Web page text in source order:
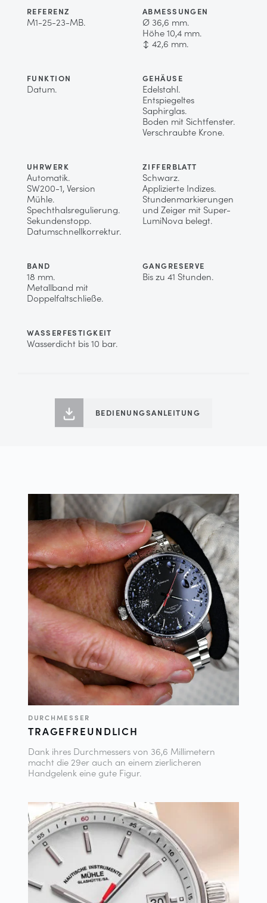
REFERENZ
M1-25-23-MB.
ABMESSUNGEN
Ø 36,6 mm.
Höhe 10,4 mm.
↕ 42,6 mm.
FUNKTION
Datum.
GEHÄUSE
Edelstahl.
Entspiegeltes
Saphirglas.
Boden mit Sichtfenster.
Verschraubte Krone.
UHRWERK
Automatik.
SW200-1, Version
Mühle.
Spechthalsregulierung.
Sekundenstopp.
Datumschnellkorrektur.
ZIFFERBLATT
Schwarz.
Applizierte Indizes.
Stundenmarkierungen
und Zeiger mit Super-
LumiNova belegt.
BAND
18 mm.
Metallband mit
Doppelfaltschließe.
GANGRESERVE
Bis zu 41 Stunden.
WASSERFESTIGKEIT
Wasserdicht bis 10 bar.
BEDIENUNGSANLEITUNG
DURCHMESSER
TRAGEFREUNDLICH
Dank ihres Durchmessers von 36,6 Millimetern
macht die 29er auch an einem zierlicheren
Handgelenk eine gute Figur.